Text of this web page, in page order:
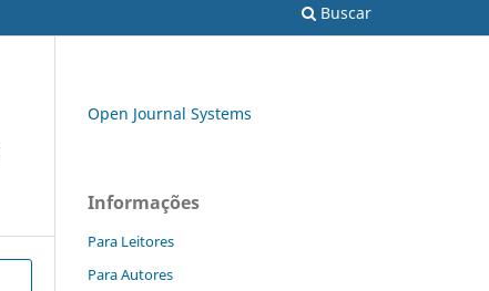
Buscar
Open Journal Systems
Informações
Para Leitores
Para Autores